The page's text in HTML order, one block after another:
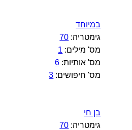
במיוחד
גימטריה: 70
מס' מילים: 1
מס' אותיות: 6
מס' חיפושים: 3
בן חי
גימטריה: 70